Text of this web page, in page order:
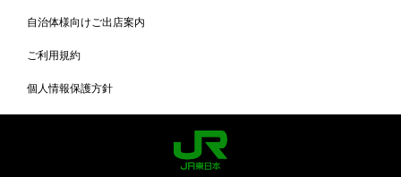
自治体様向けご出店案内
ご利用規約
個人情報保護方針